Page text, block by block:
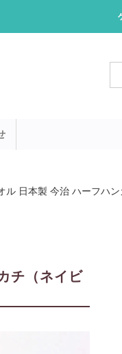
ル 日本製 今治 ハーフハ
チ（ネイビ